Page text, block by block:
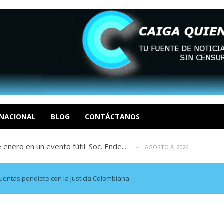
BLOG CONTÁCTANOS
R AGOSTO 8, 2026
Realpolitik y el Desmante... AGOSTO 8, 2026
García AGOSTO 7, 2026
en un evento fútil. Soc. Ende...
Luis Centeno S AGOSTO 8, 2026
R AGOSTO 8, 2026
Realpolitik y el Desmante...
García AGOSTO 7, 2026
pendiete con la Justicia Colombiana